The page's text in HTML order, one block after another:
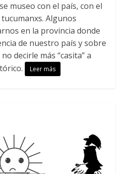
museo con el país, con el
Algunos
en la provincia donde
de nuestro país y sobre
decirle más “casita” a
Leer más